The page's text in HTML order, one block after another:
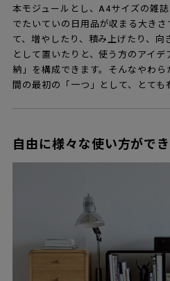
本モジュールとし、A4サイズの雑
でたいていの日用品が収まる大き
て、増やしたり、積み上げたり、向
として置いたりと、使う方のアイ
納」を構成できます。そんなやわ
間の最初の「一つ」として、とても
自由に様々な使い方がで